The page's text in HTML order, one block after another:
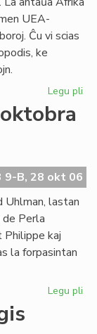
UEA-
Ĉu vi scias
ke
Legu pli
9-B, 28 okt 06
Uhlman, lastan
Perla
Philippe kaj
la forpasintan
Legu pli